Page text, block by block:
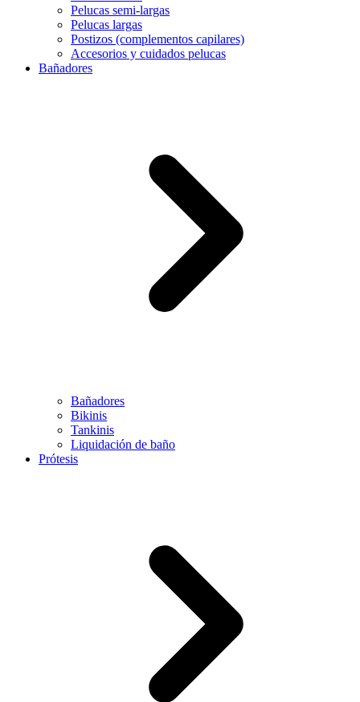
Pelucas semi-largas
Pelucas largas
Postizos (complementos capilares)
Accesorios y cuidados pelucas
Bañadores
Bañadores
Bikinis
Tankinis
Liquidación de baño
Prótesis